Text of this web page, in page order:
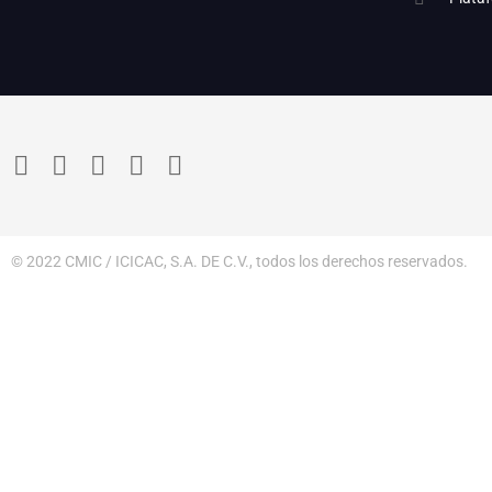
© 2022 CMIC / ICICAC, S.A. DE C.V., todos los derechos reservados.